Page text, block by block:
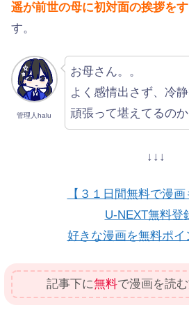
遥が前世の母に初対面の挨拶を
す。
管理人halu
お母さん。。
よく感情出さず、冷
頑張って堪えてるの
↓↓↓
【３１日間無料で漫画
U-NEXT無料登
好きな漫画を無料ポイ
記事下に無料で漫画を読